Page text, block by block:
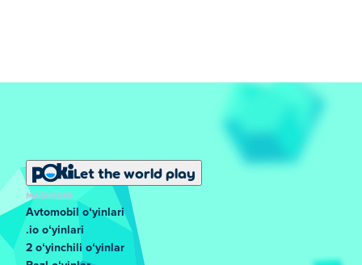
Let the world play
MASHHUR
Avtomobil oʻyinlari
.io oʻyinlari
2 oʻyinchili oʻyinlar